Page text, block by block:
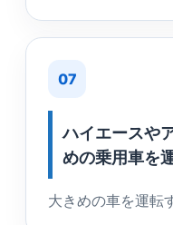
07
ハイエースや
めの乗用車を
大きめの車を運転